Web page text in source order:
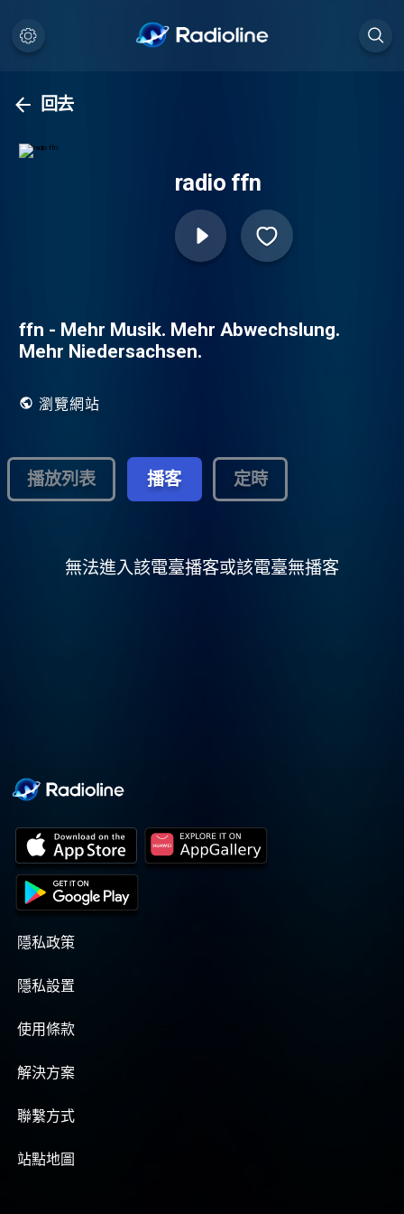
回去
radio ffn
ffn - Mehr Musik. Mehr Abwechslung.
Mehr Niedersachsen.
瀏覽網站
播放列表 播客 定時
無法進入該電臺播客或該電臺無播客
隱私政策
隱私設置
使用條款
解決方案
聯繫方式
站點地圖